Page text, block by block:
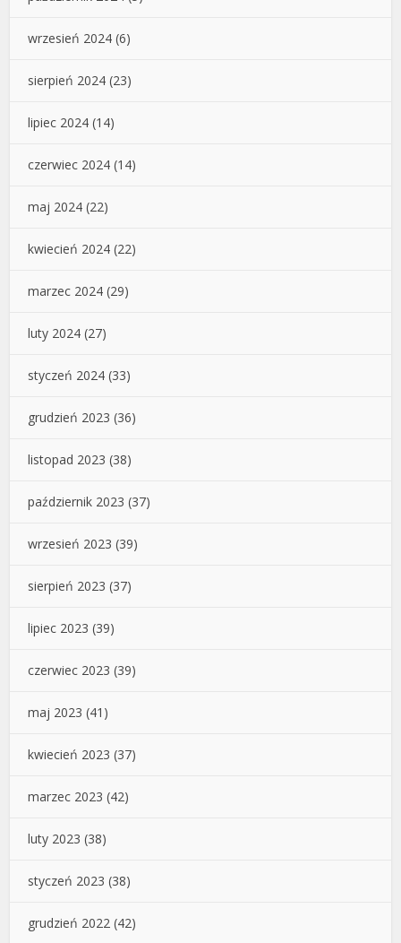
wrzesień 2024 (6)
sierpień 2024 (23)
lipiec 2024 (14)
czerwiec 2024 (14)
maj 2024 (22)
kwiecień 2024 (22)
marzec 2024 (29)
luty 2024 (27)
styczeń 2024 (33)
grudzień 2023 (36)
listopad 2023 (38)
październik 2023 (37)
wrzesień 2023 (39)
sierpień 2023 (37)
lipiec 2023 (39)
czerwiec 2023 (39)
maj 2023 (41)
kwiecień 2023 (37)
marzec 2023 (42)
luty 2023 (38)
styczeń 2023 (38)
grudzień 2022 (42)